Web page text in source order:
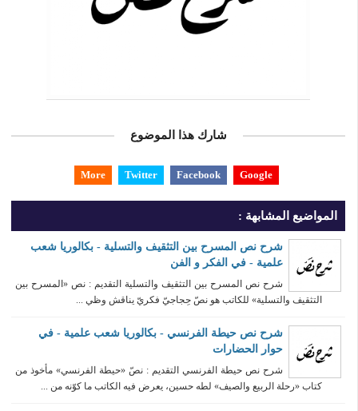
شارك هذا الموضوع
Google
Facebook
Twitter
More
المواضيع المشابهة :
شرح نص المسرح بين التثقيف والتسلية - بكالوريا شعب
علمية - في الفكر و الفن
شرح نص المسرح بين التثقيف والتسلية التقديم : نص «المسرح بين
التثقيف والتسلية» للكاتب هو نصّ حِجاجيّ فكريّ يناقش وظي ...
شرح نص حيطة الفرنسي - بكالوريا شعب علمية - في
حوار الحضارات
شرح نص حيطة الفرنسي التقديم : نصّ «حيطة الفرنسي» مأخوذ من
كتاب «رحلة الربيع والصيف» لطه حسين، يعرض فيه الكاتب ما كوّنه من ...